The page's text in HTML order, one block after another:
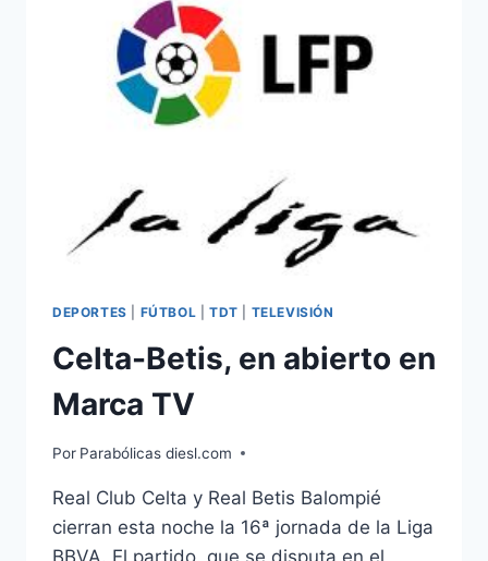
MADRID
Y
UNICAJA,
EN
MARCA
DEPORTES FÚTBOL TDT TELEVISIÓN
Celta-Betis, en abierto en
Marca TV
Por Parabólicas diesl.com
Real Club Celta y Real Betis Balompié
cierran esta noche la 16ª jornada de la Liga
BBVA. El partido, que se disputa en el